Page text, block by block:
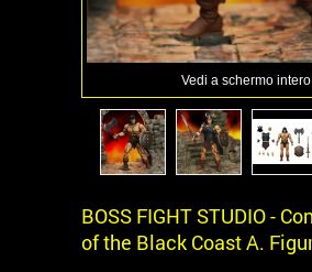
Vedi a schermo intero
BOSS FIGHT STUDIO -
of the Black Coast A.